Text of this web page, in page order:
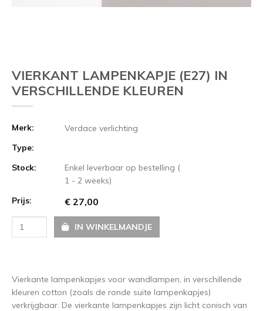
VIERKANT LAMPENKAPJE (E27) IN
VERSCHILLENDE KLEUREN
Merk:
Verdace verlichting
Type:
Stock:
Enkel leverbaar op bestelling (
1 - 2 weeks)
Prijs:
€ 27,00
IN WINKELMANDJE
Vierkante lampenkapjes voor wandlampen, in verschillende
kleuren cotton (zoals de ronde suite lampenkapjes)
verkrijgbaar. De vierkante lampenkapjes zijn licht conisch van